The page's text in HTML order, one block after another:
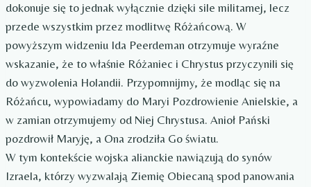
dokonuje się to jednak wyłącznie dzięki sile militarnej, lecz
przede wszystkim przez modlitwę Różańcową. W
powyższym widzeniu Ida Peerdeman otrzymuje wyraźne
wskazanie, że to właśnie Różaniec i Chrystus przyczynili się
do wyzwolenia Holandii. Przypomnijmy, że modląc się na
Różańcu, wypowiadamy do Maryi Pozdrowienie Anielskie, a
w zamian otrzymujemy od Niej Chrystusa. Anioł Pański
pozdrowił Maryję, a Ona zrodziła Go światu.
W tym kontekście wojska alianckie nawiązują do synów
Izraela, którzy wyzwalają Ziemię Obiecaną spod panowania